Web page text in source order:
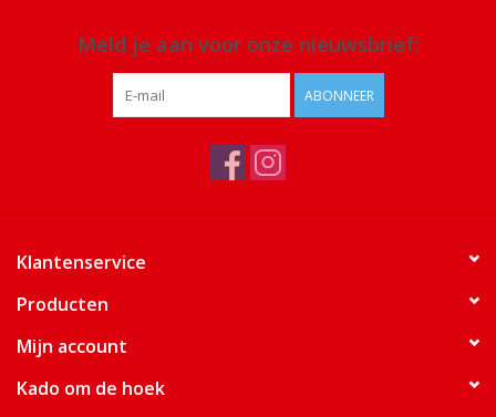
Meld je aan voor onze nieuwsbrief:
ABONNEER
Klantenservice
Producten
Mijn account
Kado om de hoek